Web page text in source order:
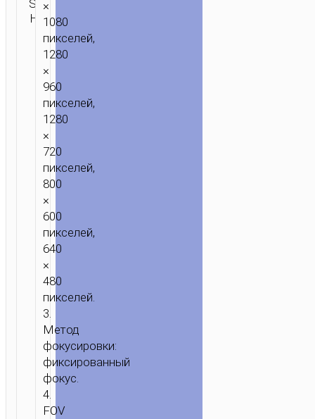
ГЛАВНАЯ
/ ПК
АКСЕССУАРЫ
SKU:
Н/Даксессуары
Камеры
×
1080
пикселей,
1280
×
960
пикселей,
1280
×
720
пикселей,
800
×
600
пикселей,
640
×
480
пикселей.
3.
Метод
фокусировки:
фиксированный
фокус.
4.
FOV